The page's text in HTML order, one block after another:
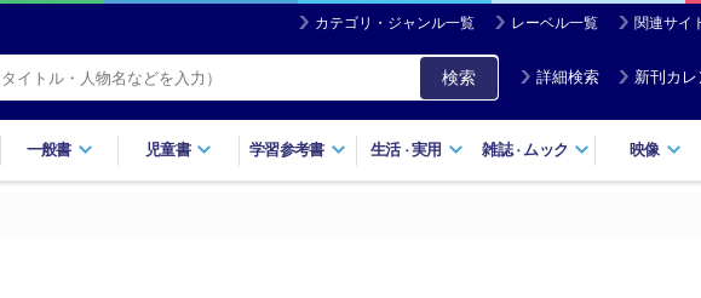
カテゴリ・ジャンル一覧 レーベル一覧 関連サイ
検索 詳細検索 新刊カレ
一般書 児童書 学習参考書 生活・実用 雑誌・ ムック 映像